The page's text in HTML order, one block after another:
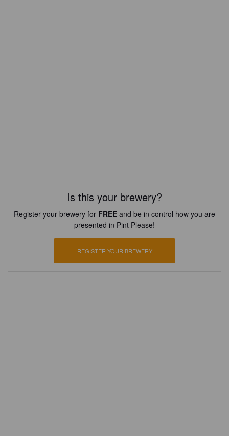
Is this your brewery?
Register your brewery for FREE and be in control how you are
presented in Pint Please!
REGISTER YOUR BREWERY